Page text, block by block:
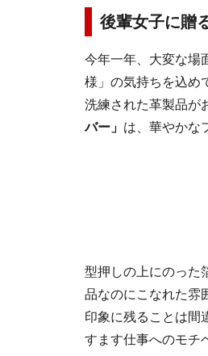
後輩女子に贈
今年一年、大変な場
様」の気持ちを込め
洗練された革製品が
バー」 は、華やかな
型押しの上にのった
品なのにこなれた雰
印象に残ることは間
すます仕事へのモチ